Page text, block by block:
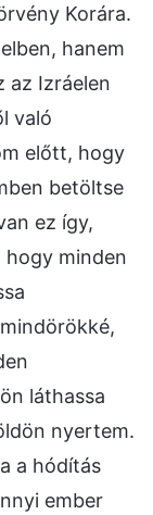
Korára.
hanem
az Izráelen
való
előtt, hogy
betöltse
ez így,
hogy minden
láthassa
nyertem.
a hódítás
ember